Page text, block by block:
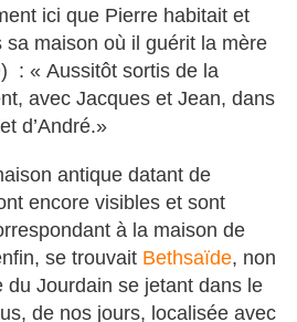
ici que Pierre habitait et
maison où il guérit la mère
) : « Aussitôt sortis de la
avec Jacques et Jean, dans
d’André.»
antique datant de
encore visibles et sont
à la maison de
se trouvait Bethsaïde, non
du Jourdain se jetant dans le
de nos jours, localisée avec